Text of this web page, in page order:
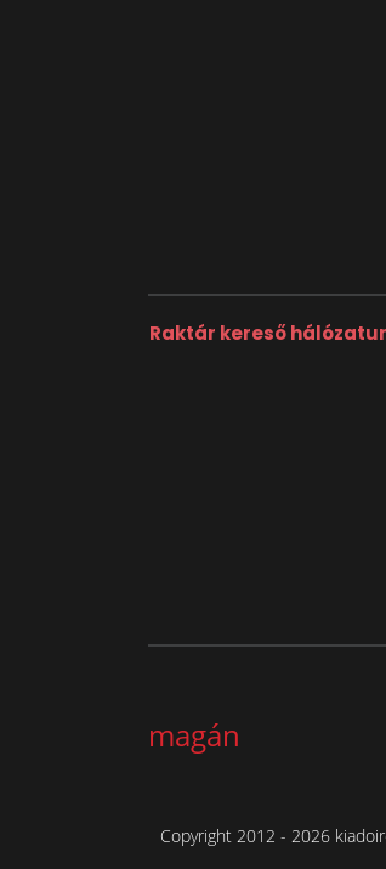
Raktár kereső
magán
Copyright 2012 - 2026